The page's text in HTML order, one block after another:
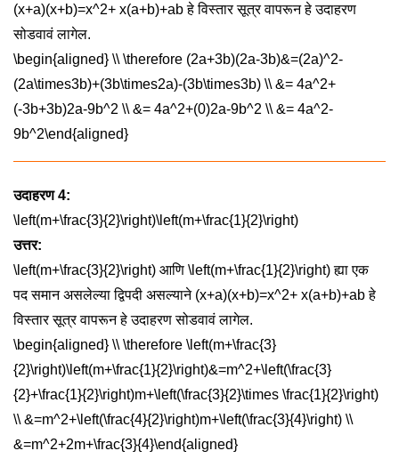
(x+a)(x+b)=x^2+ x(a+b)+abहे विस्तार सूत्र वापरून हे उदाहरण
सोडवावं लागेल.
\begin{aligned} \\ \therefore (2a+3b)(2a-3b)&=(2a)^2-
(2a\times3b)+(3b\times2a)-(3b\times3b) \\ &= 4a^2+
(-3b+3b)2a-9b^2 \\ &= 4a^2+(0)2a-9b^2 \\ &= 4a^2-
9b^2\end{aligned}
उदाहरण 4:
\left(m+\frac{3}{2}\right)\left(m+\frac{1}{2}\right)
उत्तर:
\left(m+\frac{3}{2}\right) आणि \left(m+\frac{1}{2}\right)ह्या एक
पद समान असलेल्या द्विपदी असल्याने (x+a)(x+b)=x^2+ x(a+b)+abहे
विस्तार सूत्र वापरून हे उदाहरण सोडवावं लागेल.
\begin{aligned} \\ \therefore \left(m+\frac{3}
{2}\right)\left(m+\frac{1}{2}\right)&=m^2+\left(\frac{3}
{2}+\frac{1}{2}\right)m+\left(\frac{3}{2}\times \frac{1}{2}\right)
\\ &=m^2+\left(\frac{4}{2}\right)m+\left(\frac{3}{4}\right) \\
&=m^2+2m+\frac{3}{4}\end{aligned}